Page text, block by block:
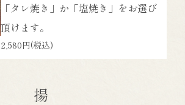
「タレ焼き」か「塩焼き」をお選び
頂けます。
2,580円(税込)
揚